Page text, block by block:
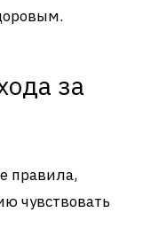
за
правила,
чувствовать